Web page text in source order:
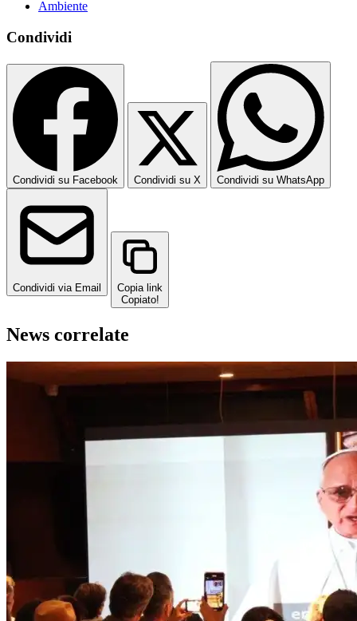
Ambiente
Condividi
Condividi su Facebook Condividi su X Condividi su WhatsApp
Condividi via Email
Copia link
Copiato!
News correlate